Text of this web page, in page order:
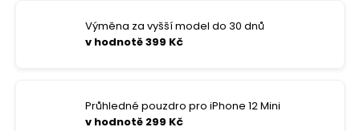
Výměna za vyšší model do 30 dnů
v hodnotě 399 Kč
Průhledné pouzdro pro iPhone 12 Mini
v hodnotě 299 Kč